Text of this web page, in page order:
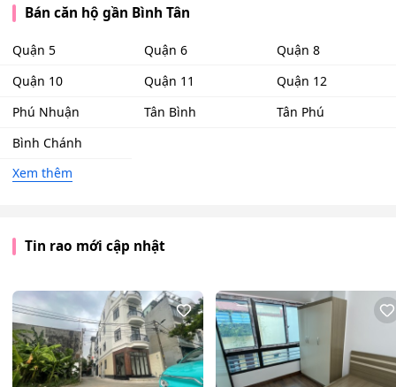
Bán căn hộ gần Bình Tân
Quận 5 Quận 6
Quận 8
Quận 10
Quận 11
Quận 12
Phú Nhuận
Tân Bình
Tân Phú
Bình Chánh
Xem thêm
Tin rao mới cập nhật